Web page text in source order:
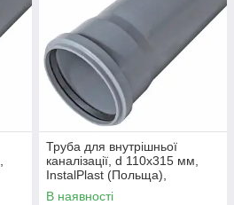
Труба для внутрішньої
каналізації, d 110x315 мм,
InstalPlast (Польща),
поліпропіленова
В наявності